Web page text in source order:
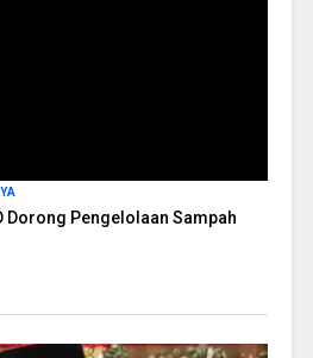
Dorong Pengelolaan Sampah